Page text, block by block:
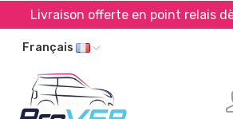
Livraison offerte en point relais
Français